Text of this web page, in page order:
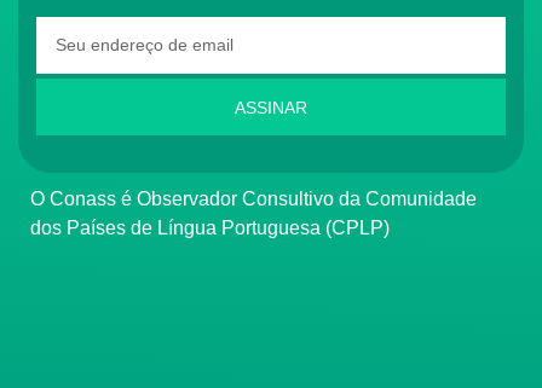
ASSINAR
O Conass é Observador Consultivo da Comunidade
dos Países de Língua Portuguesa (CPLP)